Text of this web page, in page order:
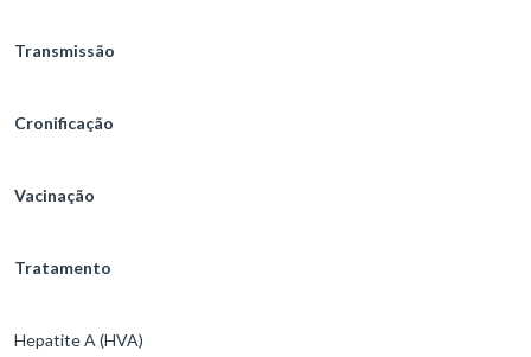
Transmissão
Cronificação
Vacinação
Tratamento
Hepatite A (HVA)